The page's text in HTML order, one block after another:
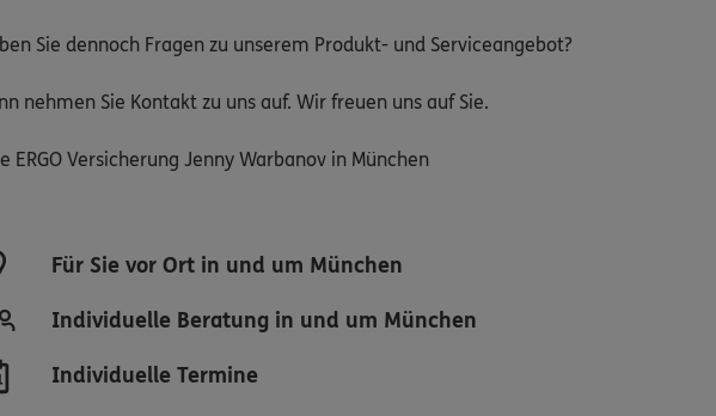
Sie dennoch Fragen zu unserem Produkt- und Serviceangebot?
nehmen Sie Kontakt zu uns auf. Wir freuen uns auf Sie.
ERGO Versicherung Jenny Warbanov in München
Für Sie vor Ort in und um München
Individuelle Beratung in und um München
Individuelle Termine